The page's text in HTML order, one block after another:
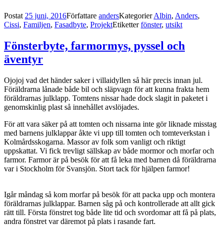
Postat 25 juni, 2016Författare andersKategorierAlbin, Anders,
Cissi, Familjen, Fasadbyte, ProjektEtiketterfönster, utsikt
Fönsterbyte, farmormys, pyssel och
äventyr
Ojojoj vad det händer saker i villaidyllen så här precis innan jul.
Föräldrarna lånade både bil och släpvagn för att kunna frakta hem
föräldrarnas julklapp. Tomtens nissar hade dock slagit in paketet i
genomskinlig plast så innehållet avslöjades.
För att vara säker på att tomten och nissarna inte gör liknade misstag
med barnens julklappar åkte vi upp till tomten och tomteverkstan i
Kolmårdsskogarna. Massor av folk som vanligt och riktigt
uppskattat. Vi fick trevligt sällskap av både mormor och morfar och
farmor. Farmor är på besök för att få leka med barnen då föräldrarna
var i Stockholm för Svansjön. Stort tack för hjälpen farmor!
Igår måndag så kom morfar på besök för att packa upp och montera
föräldrarnas julklappar. Barnen såg på och kontrollerade att allt gick
rätt till. Första fönstret tog både lite tid och svordomar att få på plats,
andra fönstret var däremot på plats i rasande fart.